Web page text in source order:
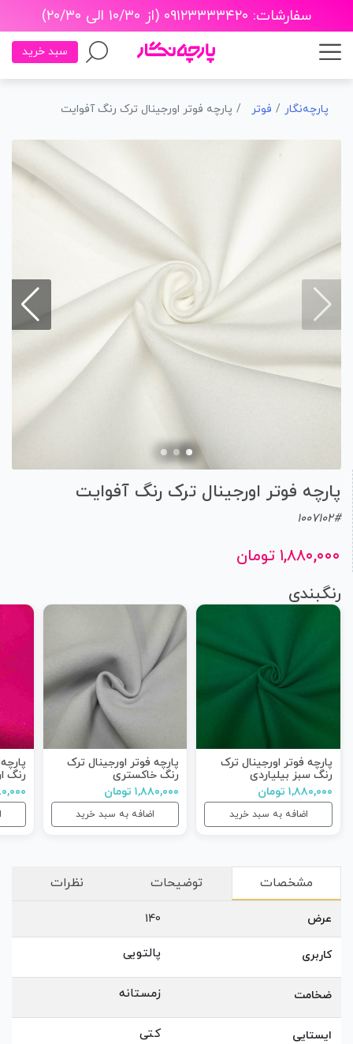
سفارشات: ۰۹۱۲۳۳۳۳۴۲۰ (از ۱۰/۳۰ الی ۲۰/۳۰)
سبد خرید
پارچه‌نگار فوتر پارچه فوتر اورجینال ترک رنگ آفوایت
پارچه فوتر اورجینال ترک رنگ آفوایت
1007102#
۱,۸۸۰,۰۰۰ تومان
رنگبندی
پارچه فوتر اورجینال ترک
رنگ سبز بیلیاردی
۱,۸۸۰,۰۰۰ تومان
اضافه به سبد خرید
پارچه فوتر اورجینال ترک
رنگ خاکستری
۱,۸۸۰,۰۰۰ تومان
اضافه به سبد خرید
رنگ
مشخصات توضیحات نظرات
عرض 140
کاربری پالتویی
ضخامت زمستانه
ایستایی کتی